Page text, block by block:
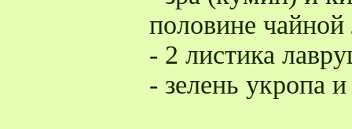
половине
- 2 листика
- зелень укропа